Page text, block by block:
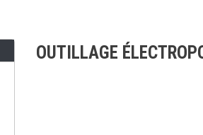
OUTILLAGE